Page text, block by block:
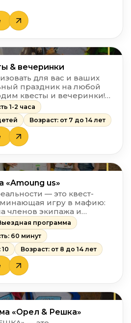
& вечеринки
для вас и ваших
праздник на любой
квесты и вечеринки!
интересного дня
лишь определиться с
1-2 часа
Возраст: от 7 до 14 лет
«Amoung us»
— это квест-
игру в мафию:
членов экипажа и
разные задания,
устранять членов
экипаж замечает что-то
сирена, и весь
на срочное совещание,
разоблачить
программа
60 минут
Возраст: от 8 до 14 лет
«Орел & Решка»